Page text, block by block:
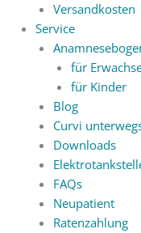
Versandkosten
Service
für
für Kinder
Blog
Curvi
Downloads
FAQs
Neupatient
Ratenzahlung